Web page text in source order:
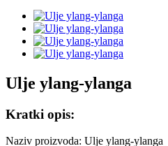
Ulje ylang-ylanga
Kratki opis:
Naziv proizvoda: Ulje ylang-ylanga